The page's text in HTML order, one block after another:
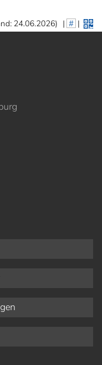
24.06.2026) | # |